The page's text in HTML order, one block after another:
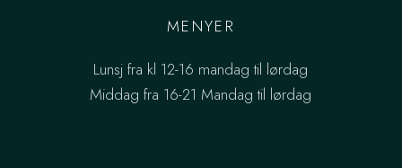
MENYER
Lunsj fra kl 12-16 mandag til lørdag
Middag fra 16-21 Mandag til lørdag